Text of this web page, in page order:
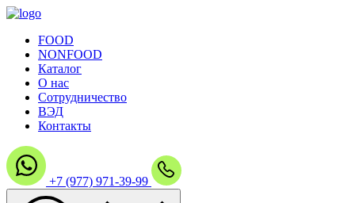
FOOD
NONFOOD
Каталог
О нас
Сотрудничество
ВЭД
Контакты
+7 (977) 971-39-99